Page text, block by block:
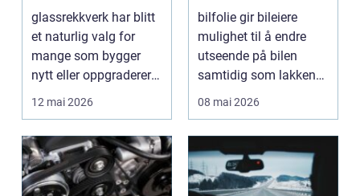
glassrekkverk har blitt
et naturlig valg for
mange som bygger
nytt eller oppgraderer
bolig, hytte og...
12 mai 2026
bilen
bilfolie gir bileiere
mulighet til å endre
utseende på bilen
samtidig som lakken
får et ekstra lag m...
08 mai 2026